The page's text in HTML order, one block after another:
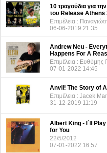
10 τραγούδια για
του Release Athens
Επιμέλεια :
06-06-2019 21:35
Andrew Neu -
Happens For A
Επιμέλεια : Ευθύμης
07-01-2022 14:45
Anvil! The Story of
Επιμέλεια : Jacek
31-12-2019 11:19
Albert King - I΄ll
for You
22/5/2012
07-01-2022 16:57